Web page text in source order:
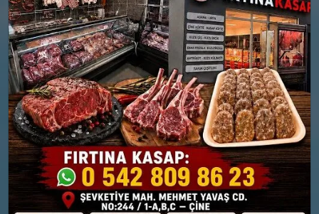
PERŞEMBE
14°
Bölgesel düzensiz yağmur
yağışlı
Nem: %68
Rüzgar: 20 km/h
Yağış Olasılığı: %88
CUMA
15°
Güneşli
Nem: %67
Rüzgar: 25 km/h